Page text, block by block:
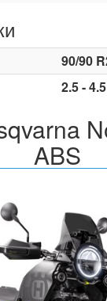
90/90
2.5 - 4.5
ABS